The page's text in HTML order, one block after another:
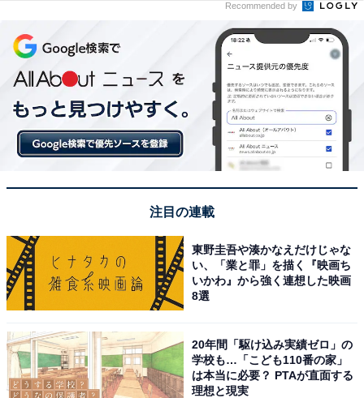
THE NORTH FACE「NM32355」
Amazonで見る
THE NORTH FACE「NN2PP53J」
Recommended by
注目の連載
東野圭吾や湊かなえだけじゃな
い、「業と罪」を描く『映画ち
いかわ』から強く連想した映画
8選
20年間「駆け込み実績ゼロ」の
学校も…「こども110番の家」
は本当に必要？ PTAが直面する
理想と現実